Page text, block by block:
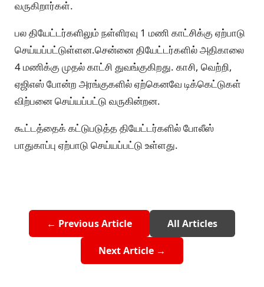
வருகிறார்கள்.
பல தியேட்டர்களிலும் நள்ளிரவு 1 மணி காட்சிக்கு ஏற்பாடு
செய்யப்பட்டுள்ளன.சென்னை தியேட்டர்களில் அதிகாலை
4 மணிக்கு முதல் காட்சி துவங்குகிறது. காசி, வெற்றி,
ஏஜிஎஸ் போன்ற அரங்குகளில் ஏற்கெனவே டிக்கெட்டுகள்
விற்பனை செய்யப்பட்டு வருகின்றன.
கூட்டத்தைக் கட்டுபடுத்த தியேட்டர்களில் போலீஸ்
பாதுகாப்பு ஏற்பாடு செய்யப்பட்டு உள்ளது.
← Previous Article All Articles
Next Article →